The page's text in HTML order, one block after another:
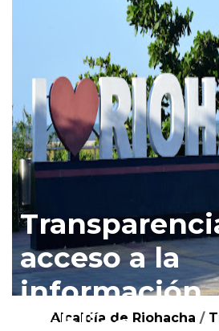
acceso a la
información
Alcaldía de Riohacha /